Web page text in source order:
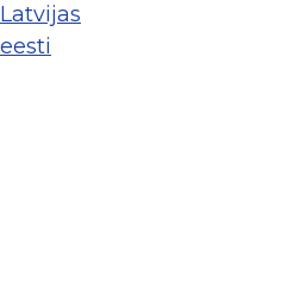
Latvijas
eesti